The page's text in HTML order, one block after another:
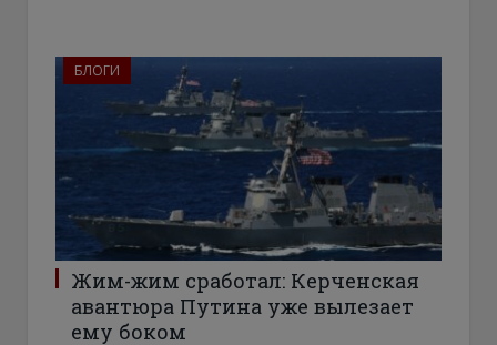
БЛОГИ
Жим-жим сработал: Керченская
авантюра Путина уже вылезает
ему боком